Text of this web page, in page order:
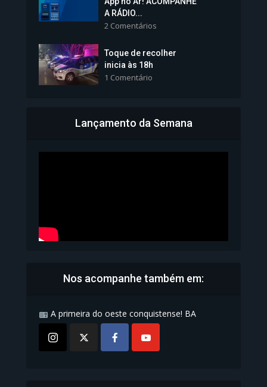
tomará posse nesta...
1.101 Modos de exibição
Bahia inicia emissão da
A RÁDIO...
2 Comentários
Toque de recolher
inicia às 18h
1 Comentário
Lançamento da Semana
Nos acompanhe também em:
A primeira do oeste conquistense! BA